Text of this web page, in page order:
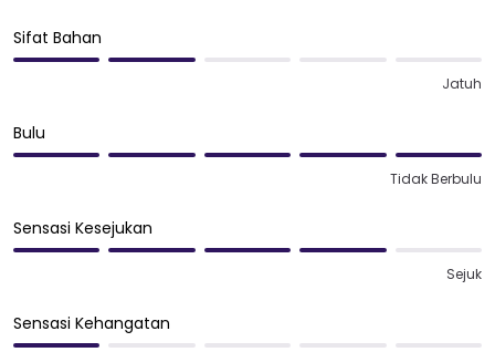
Sifat Bahan
Jatuh
Bulu
Tidak Berbulu
Sensasi Kesejukan
Sejuk
Sensasi Kehangatan